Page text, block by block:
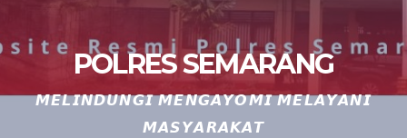
POLRES SEMARANG
𝙈𝙀𝙇𝙄𝙉𝘿𝙐𝙉𝙂𝙄 𝙈𝙀𝙉𝙂𝘼𝙔𝙊𝙈𝙄 𝙈𝙀𝙇𝘼𝙔𝘼𝙉𝙄
𝙈𝘼𝙎𝙔𝘼𝙍𝘼𝙆𝘼𝙏